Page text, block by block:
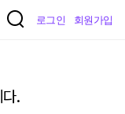
로그인 회원가입
.